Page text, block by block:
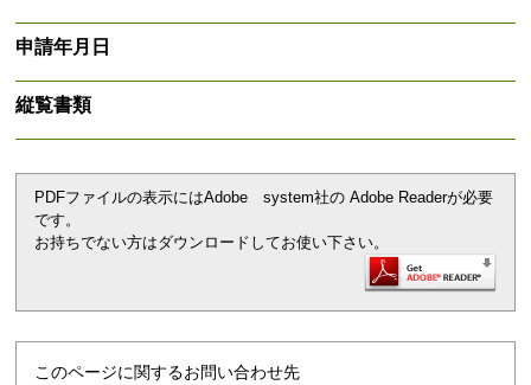
申請年月日
縦覧書類
PDFファイルの表示にはAdobe system社の Adobe Readerが必要
です。
お持ちでない方はダウンロードしてお使い下さい。
このページに関するお問い合わせ先